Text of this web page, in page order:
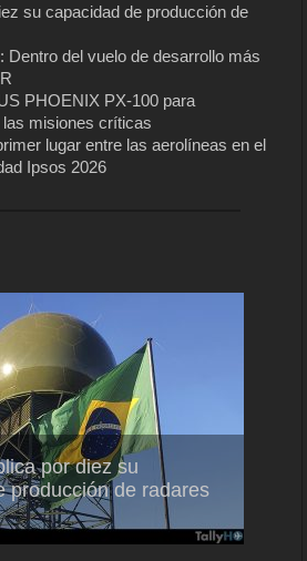
su capacidad de producción de
Dentro del vuelo de desarrollo más
PHOENIX PX-100 para
misiones críticas
lugar entre las aerolíneas en el
Ipsos 2026
por diez su
producción de radares